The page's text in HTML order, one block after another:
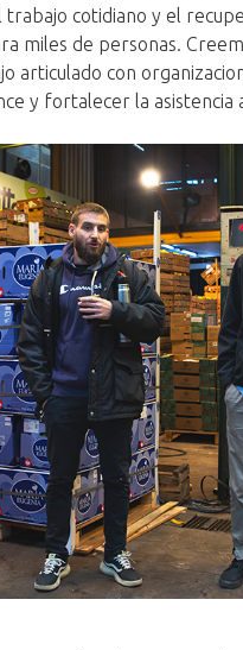
cotidiano y el
miles de personas.
articulado con
y fortalecer la asistencia